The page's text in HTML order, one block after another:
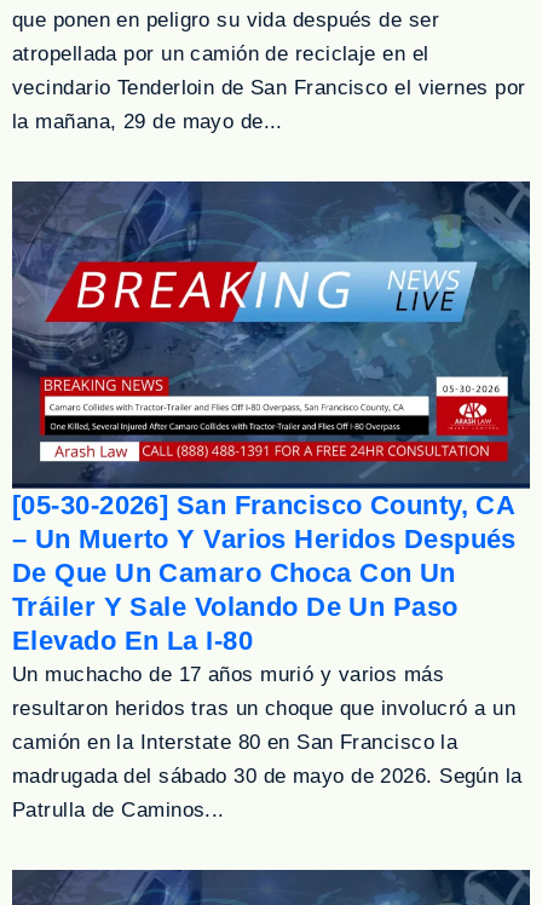
que ponen en peligro su vida después de ser
atropellada por un camión de reciclaje en el
vecindario Tenderloin de San Francisco el viernes por
la mañana, 29 de mayo de...
[05-30-2026] San Francisco County, CA
– Un Muerto Y Varios Heridos Después
De Que Un Camaro Choca Con Un
Tráiler Y Sale Volando De Un Paso
Elevado En La I-80
Un muchacho de 17 años murió y varios más
resultaron heridos tras un choque que involucró a un
camión en la Interstate 80 en San Francisco la
madrugada del sábado 30 de mayo de 2026. Según la
Patrulla de Caminos...